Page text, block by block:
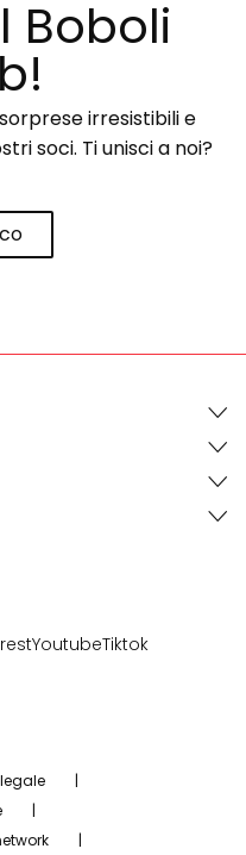
Boboli
irresistibili e
soci. Ti unisci a noi?
YoutubeTiktok